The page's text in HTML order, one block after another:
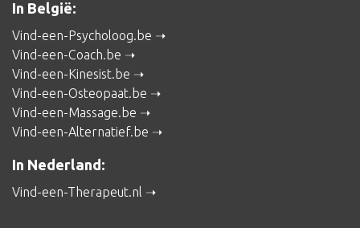
In België:
Vind-een-Psycholoog.be
Vind-een-Coach.be
Vind-een-Kinesist.be
Vind-een-Osteopaat.be
Vind-een-Massage.be
Vind-een-Alternatief.be
In Nederland:
Vind-een-Therapeut.nl